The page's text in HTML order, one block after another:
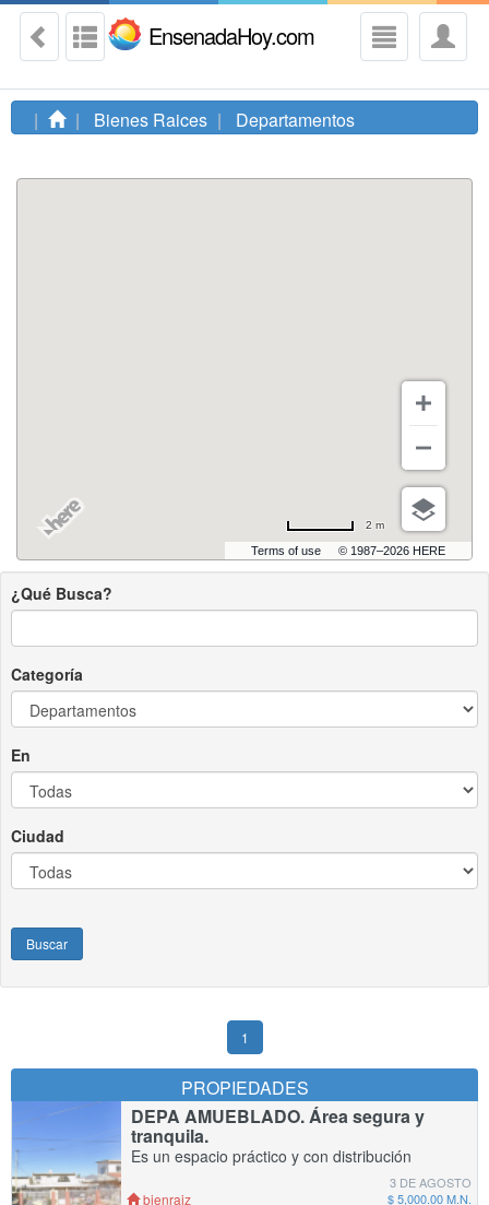
EnsenadaHoy.com
Bienes Raices Departamentos
Terms of use © 1987–2026 HERE
2 m
¿Qué Busca?
Categoría
En
Ciudad
Buscar
1
PROPIEDADES
DEPA AMUEBLADO. Área segura y
tranquila.
Es un espacio práctico y con distribución
funcional. Se encuentra ubicado en la parte
posterior de una casa, con acceso
bienraiz
3 DE AGOSTO
$ 5,000.00 M.N.